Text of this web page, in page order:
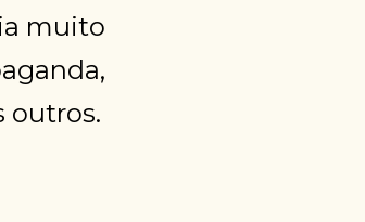
muito
outros.